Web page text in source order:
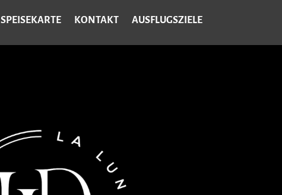
SPEISEKARTE KONTAKT AUSFLUGSZIELE